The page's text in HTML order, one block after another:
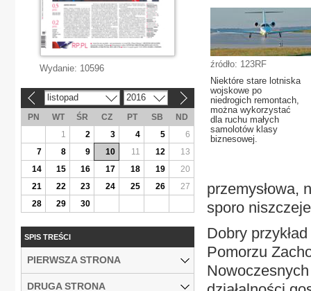
źródło: 123RF
Niektóre stare lotniska
wojskowe po
niedrogich remontach,
można wykorzystać
dla ruchu małych
samolotów klasy
biznesowej.
przemysłowa,
sporo
Dobry
Pomorzu
Wydanie: 10596
listopad 2016
PN WT ŚR CZ PT SB
ND
1
2 3 4 5
6
7
8 9 10 11 12
13
14
15 16 17 18 19
20
21
22 23 24 25 26
27
28
29 30
SPIS TREŚCI
PIERWSZA STRONA
DRUGA STRONA